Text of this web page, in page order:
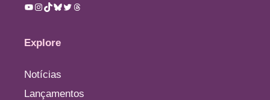
Youtube
Instagram
TikTok
Bluesky
TwitterThreads
Explore
Notícias
Lançamentos